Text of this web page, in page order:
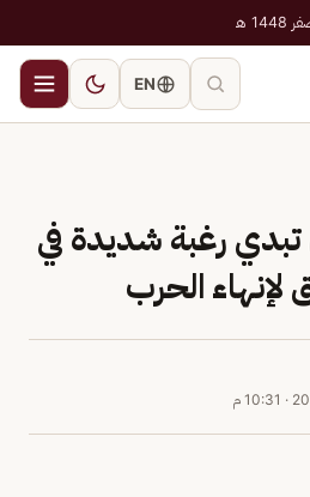
EN
تبدي رغبة شديدة في
لإنهاء الحرب
· 10:31 م